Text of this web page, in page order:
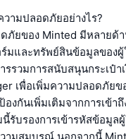
ามปลอดภัยอย่างไร?
ภัยของ Minted มีหลายด้
มและทรัพย์สินข้อมูลของผู้
รวมการสนับสนุนกระเป๋า
เพื่อเพิ่มความปลอดภัย
งกันเพิ่มเติมจากการเข้า
บรองการเข้ารหัสข้อมูล